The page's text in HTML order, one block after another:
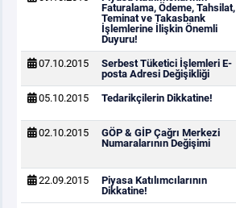
Faturalama, Ödeme, Tahsilat,
Teminat ve Takasbank
İşlemlerine İlişkin Önemli
Duyuru!
07.10.2015
Serbest Tüketici İşlemleri E-
posta Adresi Değişikliği
05.10.2015 Tedarikçilerin Dikkatine!
02.10.2015
GÖP & GİP Çağrı Merkezi
Numaralarının Değişimi
22.09.2015
Piyasa Katılımcılarının
Dikkatine!